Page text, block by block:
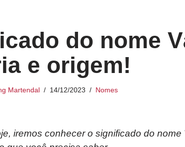
do nome
e origem!
Martendal 14/12/2023 Nomes
iremos conhecer o significado do